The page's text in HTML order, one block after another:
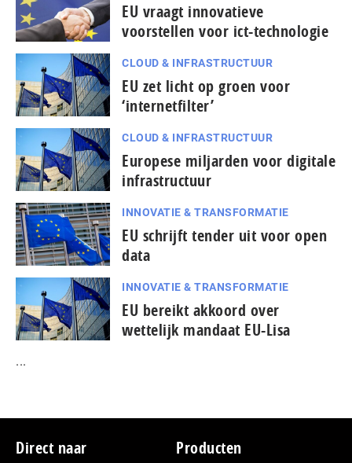
EU vraagt innovatieve
voorstellen voor ict-technologie
CLOUD & INFRASTRUCTUUR
EU zet licht op groen voor
‘internetfilter’
CLOUD & INFRASTRUCTUUR
Europese miljarden voor digitale
infrastructuur
INNOVATIE & TRANSFORMATIE
EU schrijft tender uit voor open
data
INNOVATIE & TRANSFORMATIE
EU bereikt akkoord over
wettelijk mandaat EU-Lisa
...
Footer
Direct naar Producten